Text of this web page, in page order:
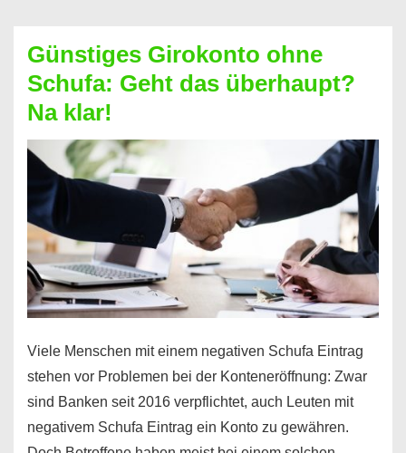
dabei
profitieren
–
So
funktioniert’s
Günstiges Girokonto ohne
Schufa: Geht das überhaupt?
Na klar!
Viele Menschen mit einem negativen Schufa Eintrag
stehen vor Problemen bei der Konteneröffnung: Zwar
sind Banken seit 2016 verpflichtet, auch Leuten mit
negativem Schufa Eintrag ein Konto zu gewähren.